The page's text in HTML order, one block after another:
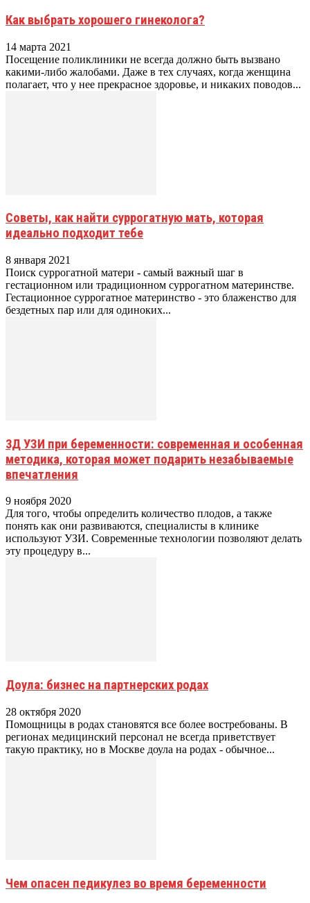
Как выбрать хорошего гинеколога?
14 марта 2021
Посещение поликлиники не всегда должно быть вызвано
какими-либо жалобами. Даже в тех случаях, когда женщина
полагает, что у нее прекрасное здоровье, и никаких поводов...
Советы, как найти суррогатную мать, которая
идеально подходит тебе
8 января 2021
Поиск суррогатной матери - самый важный шаг в
гестационном или традиционном суррогатном материнстве.
Гестационное суррогатное материнство - это блаженство для
бездетных пар или для одиноких...
3Д УЗИ при беременности: современная и особенная
методика, которая может подарить незабываемые
впечатления
9 ноября 2020
Для того, чтобы определить количество плодов, а также
понять как они развиваются, специалисты в клинике
используют УЗИ. Современные технологии позволяют делать
эту процедуру в...
Доула: бизнес на партнерских родах
28 октября 2020
Помощницы в родах становятся все более востребованы. В
регионах медицинский персонал не всегда приветствует
такую практику, но в Москве доула на родах - обычное...
Чем опасен педикулез во время беременности